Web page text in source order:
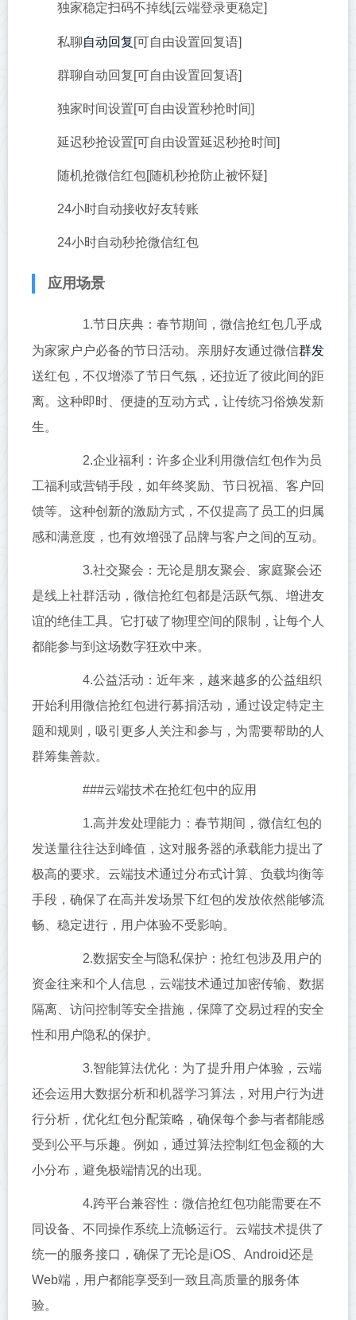
独家稳定扫码不掉线[云端登录更稳定]
私聊自动回复 [可自由设置回复语]
群聊自动回复[可自由设置回复语]
独家时间设置[可自由设置秒抢时间]
延迟秒抢设置[可自由设置延迟秒抢时间]
随机抢微信红包[随机秒抢防止被怀疑]
24小时自动接收好友转账
24小时自动秒抢微信红包
应用场景
1.节日庆典：春节期间，微信抢红包几乎成
为家家户户必备的节日活动。亲朋好友通过微信群发
送红包，不仅增添了节日气氛，还拉近了彼此间的距
离。这种即时、便捷的互动方式，让传统习俗焕发新
生。
2.企业福利：许多企业利用微信红包作为员
工福利或营销手段，如年终奖励、节日祝福、客户回
馈等。这种创新的激励方式，不仅提高了员工的归属
感和满意度，也有效增强了品牌与客户之间的互动。
3.社交聚会：无论是朋友聚会、家庭聚会还
是线上社群活动，微信抢红包都是活跃气氛、增进友
谊的绝佳工具。它打破了物理空间的限制，让每个人
都能参与到这场数字狂欢中来。
4.公益活动：近年来，越来越多的公益组织
开始利用微信抢红包进行募捐活动，通过设定特定主
题和规则，吸引更多人关注和参与，为需要帮助的人
群筹集善款。
###云端技术在抢红包中的应用
1.高并发处理能力：春节期间，微信红包的
发送量往往达到峰值，这对服务器的承载能力提出了
极高的要求。云端技术通过分布式计算、负载均衡等
手段，确保了在高并发场景下红包的发放依然能够流
畅、稳定进行，用户体验不受影响。
2.数据安全与隐私保护：抢红包涉及用户的
资金往来和个人信息，云端技术通过加密传输、数据
隔离、访问控制等安全措施，保障了交易过程的安全
性和用户隐私的保护。
3.智能算法优化：为了提升用户体验，云端
还会运用大数据分析和机器学习算法，对用户行为进
行分析，优化红包分配策略，确保每个参与者都能感
受到公平与乐趣。例如，通过算法控制红包金额的大
小分布，避免极端情况的出现。
4.跨平台兼容性：微信抢红包功能需要在不
同设备、不同操作系统上流畅运行。云端技术提供了
统一的服务接口，确保了无论是iOS、Android还是
Web端，用户都能享受到一致且高质量的服务体
验。